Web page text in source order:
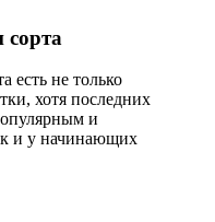
сорта
есть не только
хотя последних
и
и у начинающих